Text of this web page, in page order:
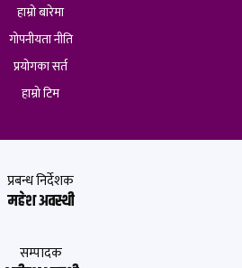
हाम्रो बारेमा
गोपनीयता नीति
प्रयोगका सर्त
हाम्रो टिम
प्रबन्ध निर्देशक
महेश अवस्थी
सम्पादक